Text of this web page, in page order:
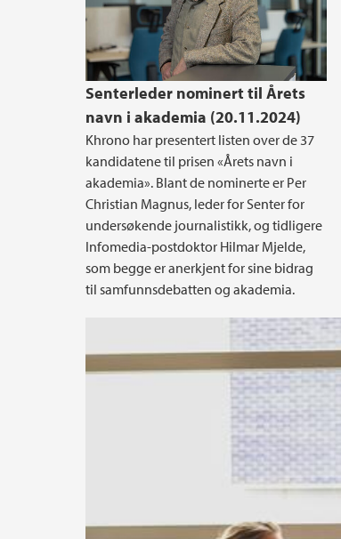
Senterleder nominert til Årets
navn i akademia (20.11.2024)
Khrono har presentert listen over de 37
kandidatene til prisen «Årets navn i
akademia». Blant de nominerte er Per
Christian Magnus, leder for Senter for
undersøkende journalistikk, og tidligere
Infomedia-postdoktor Hilmar Mjelde,
som begge er anerkjent for sine bidrag
til samfunnsdebatten og akademia.